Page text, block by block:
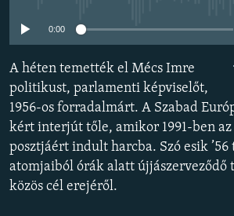
KLÍMAVÁLTOZÁS
A MÚLT TANULSÁGAI
KÖVESSEN MINKET!
Valamennyi RFE/RL weboldal
0:00
A héten temették el Mécs Imre
politikust, parlamenti képviselőt,
1956-os forradalmárt. A Szabad
kért interjút tőle, amikor 1991-ben
posztjáért indult harcba. Szó esik
atomjaiból órák alatt újjászerveződő
közös cél erejéről.